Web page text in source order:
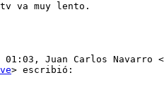
va muy lento.
> escribió: